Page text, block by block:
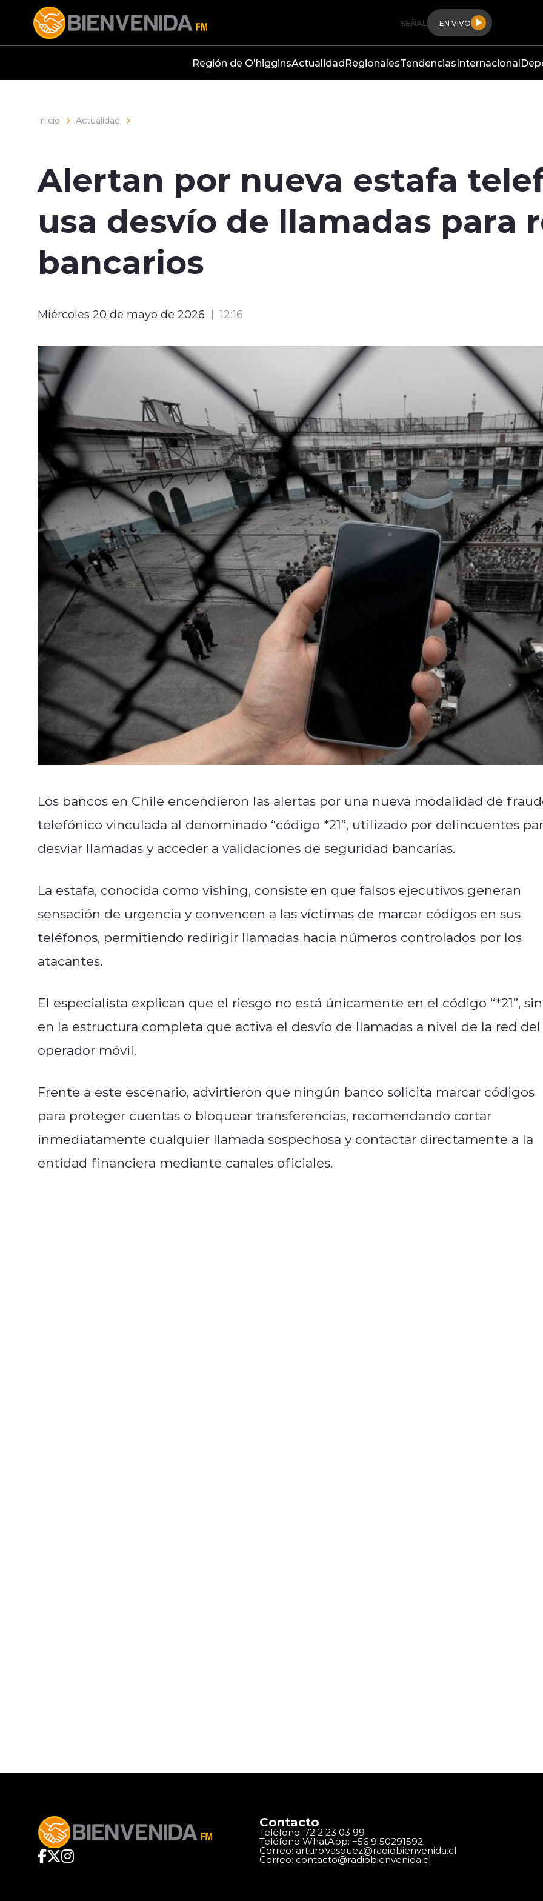
Click acá para ir directamente al contenido
SEÑAL EN VIVO
Región de O'higginsActualidadRegionalesTendenciasInternacional
Inicio Actualidad
Alertan por nueva estafa
usa desvío de llamadas para
bancarios
Miércoles 20 de mayo de 2026 12:16
Los bancos en Chile encendieron las alertas por una nueva modalidad de
telefónico vinculada al denominado “código *21”, utilizado por delincuentes
desviar llamadas y acceder a validaciones de seguridad bancarias.
La estafa, conocida como vishing, consiste en que falsos ejecutivos generan
sensación de urgencia y convencen a las víctimas de marcar códigos en sus
teléfonos, permitiendo redirigir llamadas hacia números controlados por los
atacantes.
El especialista explican que el riesgo no está únicamente en el código “*21”,
en la estructura completa que activa el desvío de llamadas a nivel de la red del
operador móvil.
Frente a este escenario, advirtieron que ningún banco solicita marcar códigos
para proteger cuentas o bloquear transferencias, recomendando cortar
inmediatamente cualquier llamada sospechosa y contactar directamente a la
entidad financiera mediante canales oficiales.
Contacto
Teléfono: 72 2 23 03 99
Teléfono WhatApp: +56 9 50291592
Correo: arturo.vasquez@radiobienvenida.cl
Correo: contacto@radiobienvenida.cl